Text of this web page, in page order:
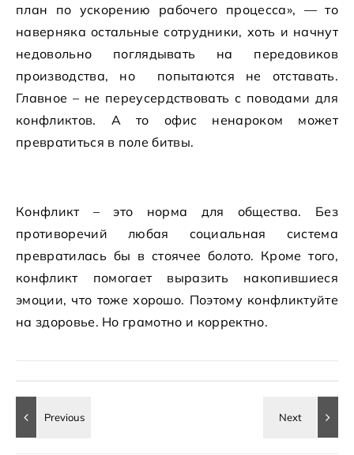
план по ускорению рабочего процесса», — то
наверняка остальные сотрудники, хоть и начнут
недовольно поглядывать на передовиков
производства, но попытаются не отставать.
Главное – не переусердствовать с поводами для
конфликтов. А то офис ненароком может
превратиться в поле битвы.
Конфликт – это норма для общества. Без
противоречий любая социальная система
превратилась бы в стоячее болото. Кроме того,
конфликт помогает выразить накопившиеся
эмоции, что тоже хорошо. Поэтому конфликтуйте
на здоровье. Но грамотно и корректно.